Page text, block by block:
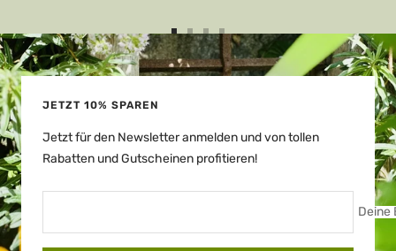
Zur
Slide
Zur
Slide
Zur
Slide
Zur
Slide
JETZT 10% SPAREN
Jetzt für den Newsletter anmelden und von tollen
Rabatten und Gutscheinen profitieren!
Deine